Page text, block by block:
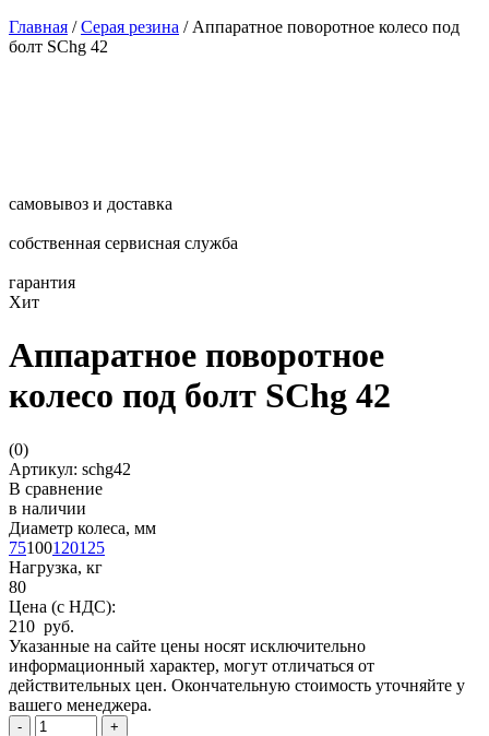
Главная /Серая резина / Аппаратное поворотное колесо под
болт SChg 42
самовывоз и доставка
собственная сервисная служба
гарантия
Хит
Аппаратное поворотное
колесо под болт SChg 42
(0)
Артикул: schg42
В сравнение
в наличии
Диаметр колеса, мм
75100120125
Нагрузка, кг
80
Цена (с НДС):
210 руб.
Указанные на сайте цены носят исключительно
информационный характер, могут отличаться от
действительных цен. Окончательную стоимость уточняйте у
вашего менеджера.
- +